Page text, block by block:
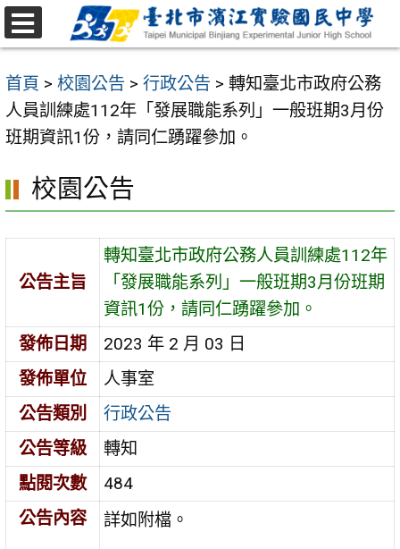
跳
至
要
內
容
首頁 > 校園公告 > 行政公告 > 轉知臺北市政府公務
人員訓練處112年「發展職能系列」一般班期3月份
班期資訊1份，請同仁踴躍參加。
校園公告
公告主旨
轉知臺北市政府公務人員訓練處112年
「發展職能系列」一般班期3月份班期
資訊1份，請同仁踴躍參加。
發佈日期
2023 年 2 月 03 日
發佈單位
人事室
公告類別
行政公告
公告等級
轉知
點閱次數
484
公告內容
詳如附檔。
選
單